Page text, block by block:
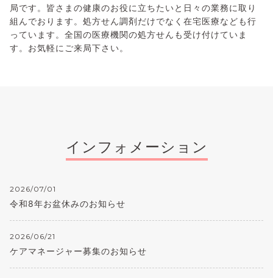
局です。皆さまの健康のお役に立ちたいと日々の業務に取り
組んでおります。処方せん調剤だけでなく在宅医療なども行
っています。全国の医療機関の処方せんも受け付けていま
す。お気軽にご来局下さい。
インフォメーション
2026/07/01
令和8年お盆休みのお知らせ
2026/06/21
ケアマネージャー募集のお知らせ